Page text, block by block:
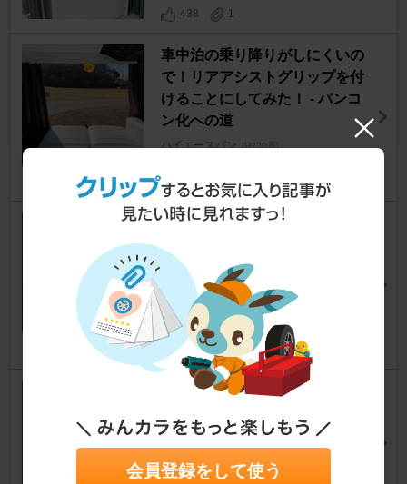
438 1
車中泊の乗り降りがしにくいの
で！リアアシストグリップを付
けることにしてみた！ - バンコ
ン化への道
ハイエースバン [H200系]
428
4
内装工事！ギャレー後方に柱を
立ててみた！がクーラー取付も
考慮してみた！ - バンコン化へ
の道
ハイエースバン [H200系]
琉聖パパさん
421
黒化したリアアシストグリップ
ンコン化への道
ハイエースバン
琉聖パパさん
会員登録をして使う